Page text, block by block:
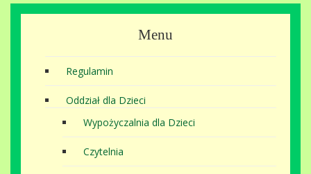
Menu
Regulamin
Oddział dla Dzieci
Wypożyczalnia dla Dzieci
Czytelnia